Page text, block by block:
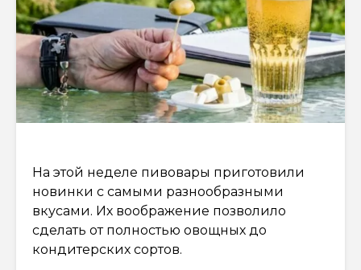
На этой неделе пивовары приготовили
новинки с самыми разнообразными
вкусами. Их воображение позволило
сделать от полностью овощных до
кондитерских сортов.